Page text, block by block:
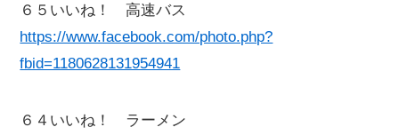
６５いいね！ 高速バス
https://www.facebook.com/photo.php?
fbid=1180628131954941
６４いいね！ ラーメン